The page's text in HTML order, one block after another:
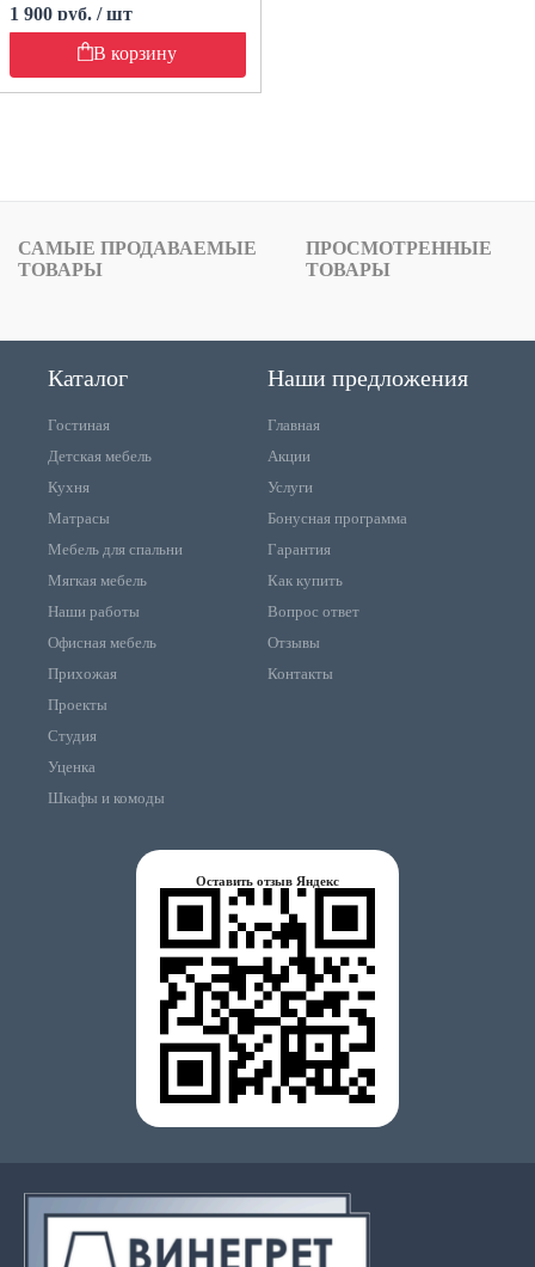
1 900 руб. / шт
В корзину
САМЫЕ ПРОДАВАЕМЫЕ
ТОВАРЫ
ПРОСМОТРЕННЫЕ
ТОВАРЫ
Каталог
Гостиная
Детская мебель
Кухня
Матрасы
Мебель для спальни
Мягкая мебель
Наши работы
Офисная мебель
Прихожая
Проекты
Студия
Уценка
Шкафы и комоды
Наши предложения
Главная
Акции
Услуги
Бонусная программа
Гарантия
Как купить
Вопрос ответ
Отзывы
Контакты
Оставить отзыв Яндекс